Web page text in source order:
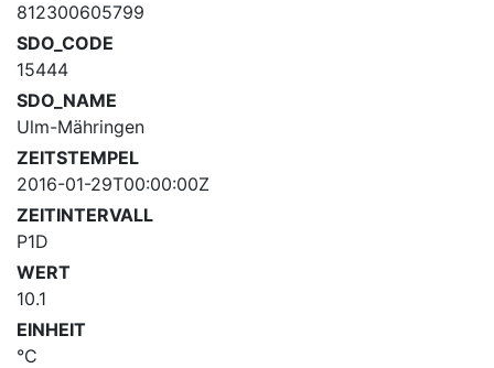
812300605799
SDO_CODE
15444
SDO_NAME
Ulm-Mähringen
ZEITSTEMPEL
2016-01-29T00:00:00Z
ZEITINTERVALL
P1D
WERT
10.1
EINHEIT
°C